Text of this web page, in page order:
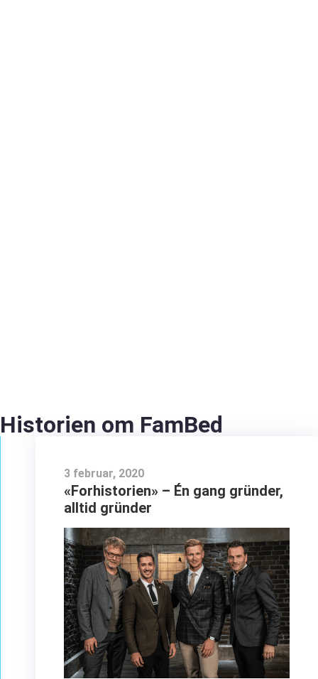
Historien om FamBed
3 februar, 2020
«Forhistorien» – Én gang gründer,
alltid gründer